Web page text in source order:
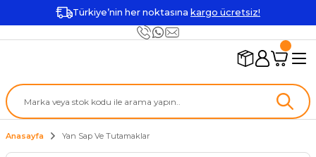
Türkiye’nin her noktasına kargo ücretsiz!
Anasayfa Yan Sap Ve Tutamaklar